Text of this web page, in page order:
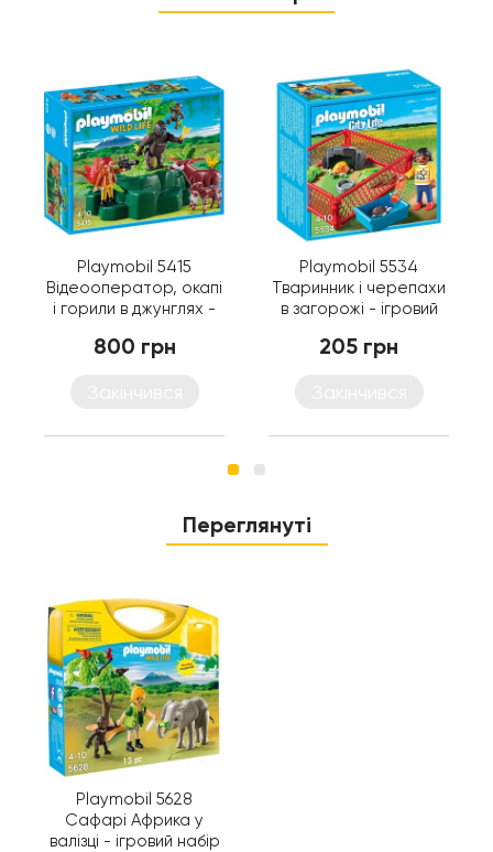
Playmobil 5415
Відеооператор, окапі
і горили в джунглях -
Плеймобіл
800 грн
Playmobil 5534
Тваринник і черепахи
в загорожі - ігровий
205 грн
Переглянуті
Playmobil 5628
Сафарі Африка у
валізці - ігровий набір